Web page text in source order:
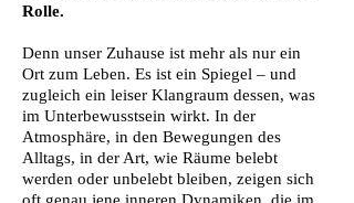
Rolle.
Denn unser Zuhause ist mehr als nur ein
Ort zum Leben. Es ist ein Spiegel – und
zugleich ein leiser Klangraum dessen, was
im Unterbewusstsein wirkt. In der
Atmosphäre, in den Bewegungen des
Alltags, in der Art, wie Räume belebt
werden oder unbelebt bleiben, zeigen sich